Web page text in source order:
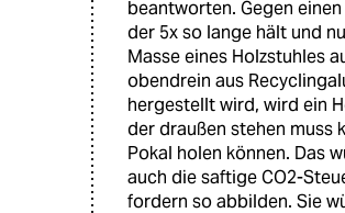
beantworten. Gegen
der 5x so lange hält und
Masse eines Holzstuhles
obendrein aus
hergestellt wird, wird ein
der draußen stehen muss
Pokal holen können. Das
auch die saftige CO2-
fordern so abbilden. Sie